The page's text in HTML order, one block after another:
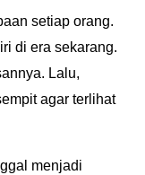
setiap orang.
di era sekarang.
Lalu,
agar terlihat
menjadi